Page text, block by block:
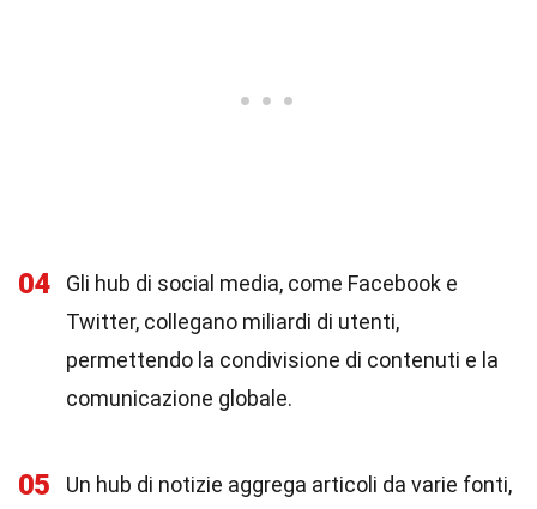
04
Gli hub di social media, come Facebook e
Twitter, collegano miliardi di utenti,
permettendo la condivisione di contenuti e la
comunicazione globale.
05
Un hub di notizie aggrega articoli da varie fonti,